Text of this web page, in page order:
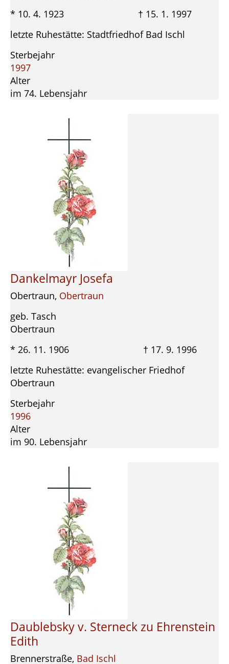
* 10. 4. 1923 † 15. 1. 1997
letzte Ruhestätte: Stadtfriedhof Bad Ischl
Sterbejahr
1997
Alter
im 74. Lebensjahr
Dankelmayr Josefa
Obertraun, Obertraun
geb. Tasch
Obertraun
* 26. 11. 1906 † 17. 9. 1996
letzte Ruhestätte: evangelischer Friedhof
Obertraun
Sterbejahr
1996
Alter
im 90. Lebensjahr
Daublebsky v. Sterneck zu Ehrenstein
Edith
Brennerstraße, Bad Ischl